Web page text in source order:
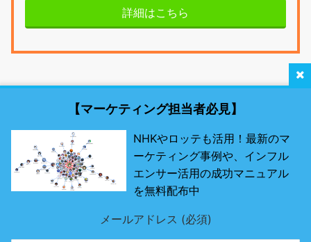
詳細はこちら
最新SNSマーケティング研究所 by misosil
【マーケティング担当者必見】
NHKやロッテも活用！最新のマ
ーケティング事例や、インフル
エンサー活用の成功マニュアル
を無料配布中
メールアドレス (必須)